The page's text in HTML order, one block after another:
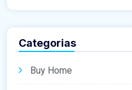
Categorias
Buy Home